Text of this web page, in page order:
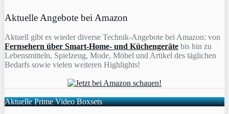
Aktuelle Angebote bei Amazon
Aktuell gibt es wieder diverse Technik-Angebote bei Amazon: von
Fernsehern über Smart-Home- und Küchengeräte bis hin zu
Lebensmitteln, Spielzeug, Mode, Möbel und Artikel des täglichen
Bedarfs sowie vielen weiteren Highlights!
Aktuelle Prime Video Boxsets